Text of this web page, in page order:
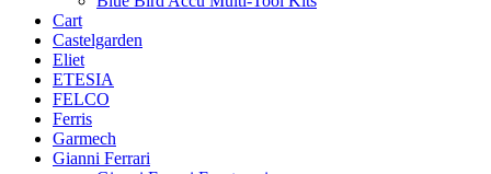
Cart
Castelgarden
Eliet
ETESIA
FELCO
Ferris
Garmech
Gianni Ferrari